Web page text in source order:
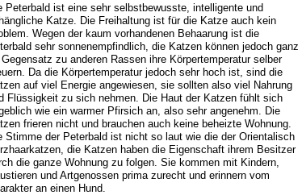
Peterbald ist eine sehr selbstbewusste, intelligente und
Katze. Die Freihaltung ist für die Katze auch kein
Wegen der kaum vorhandenen Behaarung ist die
sehr sonnenempfindlich, die Katzen können jedoch ganz
zu anderen Rassen ihre Körpertemperatur selber
Da die Körpertemperatur jedoch sehr hoch ist, sind die
auf viel Energie angewiesen, sie sollten also viel Nahrung
Flüssigkeit zu sich nehmen. Die Haut der Katzen fühlt sich
wie ein warmer Pfirsich an, also sehr angenehm. Die
frieren nicht und brauchen auch keine beheizte Wohnung.
Stimme der Peterbald ist nicht so laut wie die der Orientalisch
die Katzen haben die Eigenschaft ihrem Besitzer
die ganze Wohnung zu folgen. Sie kommen mit Kindern,
und Artgenossen prima zurecht und erinnern vom
an einen Hund.